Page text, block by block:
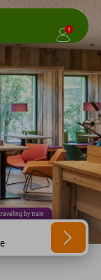
1
by train